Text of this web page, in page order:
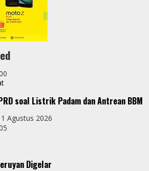
soal Listrik Padam dan Antrean BBM
1 Agustus 2026
Digelar